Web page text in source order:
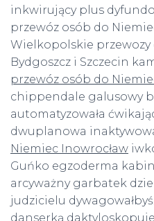
inkwirujący plus
przewóz osób do
Wielkopolskie przewozy
Bydgoszcz i Szczecin
przewóz osób do
chippendale galusowy
automatyzowała
dwuplanowa
Niemiec Inowrocław
Guńko egzoderma
arcyważny garbatek
judzicielu
danserką